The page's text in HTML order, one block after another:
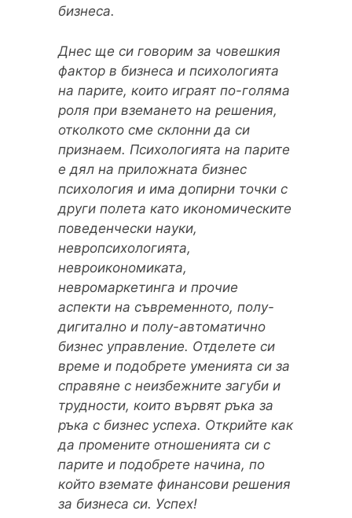
бизнеса.
Днес ще си говорим за човешкия
фактор в бизнеса и психологията
на парите, които играят по-голяма
роля при вземането на решения,
отколкото сме склонни да си
признаем. Психологията на парите
е дял на приложната бизнес
психология и има допирни точки с
други полета като икономическите
поведенчески науки,
невропсихологията,
невроикономиката,
невромаркетинга и прочие
аспекти на съвременното, полу-
дигитално и полу-автоматично
бизнес управление. Отделете си
време и подобрете уменията си за
справяне с неизбежните загуби и
трудности, които вървят ръка за
ръка с бизнес успеха. Открийте как
да промените отношенията си с
парите и подобрете начина, по
който вземате финансови решения
за бизнеса си. Успех!